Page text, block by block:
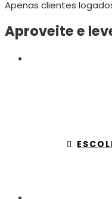
Apenas clientes
Aproveite e